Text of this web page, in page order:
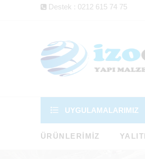
Destek : 0212 615 74 75
UYGULAMALARIMIZ
ÜRÜNLERIMIZ